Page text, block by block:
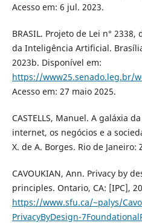
Acesso em: 6 jul. 2023.
BRASIL. Projeto de Lei n°
da Inteligência Artificial.
2023b. Disponível em:
https://www25.senado.leg.br/
Acesso em: 27 maio 2025.
CASTELLS, Manuel. A galáxia
internet, os negócios e a
X. de A. Borges. Rio de Janeiro:
CAVOUKIAN, Ann. Privacy by
principles. Ontario, CA: [IPC],
https://www.sfu.ca/~palys/
PrivacyByDesign-